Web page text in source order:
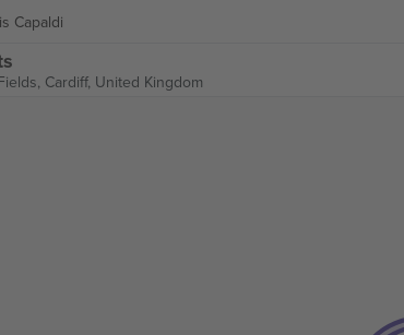
Capaldi
Cardiff, United Kingdom